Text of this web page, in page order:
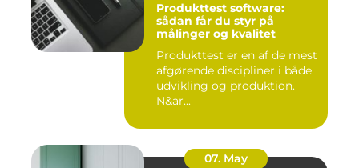
Produkttest software:
sådan får du styr på
målinger og kvalitet
Produkttest er en af de mest
afgørende discipliner i både
udvikling og produktion.
N&ar...
07. May